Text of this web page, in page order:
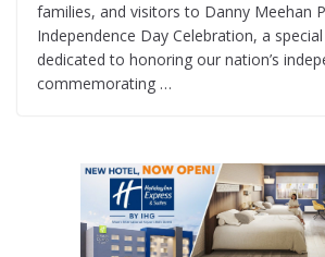
families, and visitors to Danny Meehan
Independence Day Celebration, a
dedicated to honoring our nation’s
commemorating …